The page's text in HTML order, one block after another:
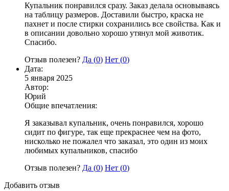
Купальник понравился сразу. Заказ делала основываясь
на таблицу размеров. Доставили быстро, краска не
пахнет и после стирки сохранились все свойства. Как и
в описании довольно хорошо утянул мой животик.
Спасибо.
Отзыв полезен? Да (0) Нет (0)
Дата:
5 января 2025
Автор:
Юрий
Общие впечатления:
Я заказывал купальник, очень понравился, хорошо
сидит по фигуре, так еще прекраснее чем на фото,
нисколько не пожалел что заказал, это один из моих
любимых купальников, спасибо
Отзыв полезен? Да (0) Нет (0)
Добавить отзыв